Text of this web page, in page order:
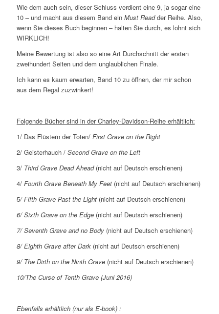
Wie dem auch sein, dieser Schluss verdient eine 9, ja sogar eine
10 – und macht aus diesem Band ein Must Readder Reihe. Also,
wenn Sie dieses Buch beginnen – halten Sie durch, es lohnt sich
WIRKLICH!
Meine Bewertung ist also so eine Art Durchschnitt der ersten
zweihundert Seiten und dem unglaublichen Finale.
Ich kann es kaum erwarten, Band 10 zu öffnen, der mir schon
aus dem Regal zuzwinkert!
Folgende Bücher sind in der Charley-Davidson-Reihe erhältlich:
1/ Das Flüstern der Toten/ First Grave on the Right
2/ Geisterhauch / Second Grave on the Left
3/ Third Grave Dead Ahead(nicht auf Deutsch erschienen)
4/ Fourth Grave Beneath My Feet(nicht auf Deutsch erschienen)
5/ Fifth Grave Past the Light (nicht auf Deutsch erschienen)
6/ Sixth Grave on the Edge (nicht auf Deutsch erschienen)
7/ Seventh Grave and no Body (nicht auf Deutsch erschienen)
8/ Eighth Grave after Dark (nicht auf Deutsch erschienen)
9/ The Dirth on the Ninth Grave (nicht auf Deutsch erschienen)
10/The Curse of Tenth Grave (Juni 2016)
Ebenfalls erhältlich (nur als E-book) :